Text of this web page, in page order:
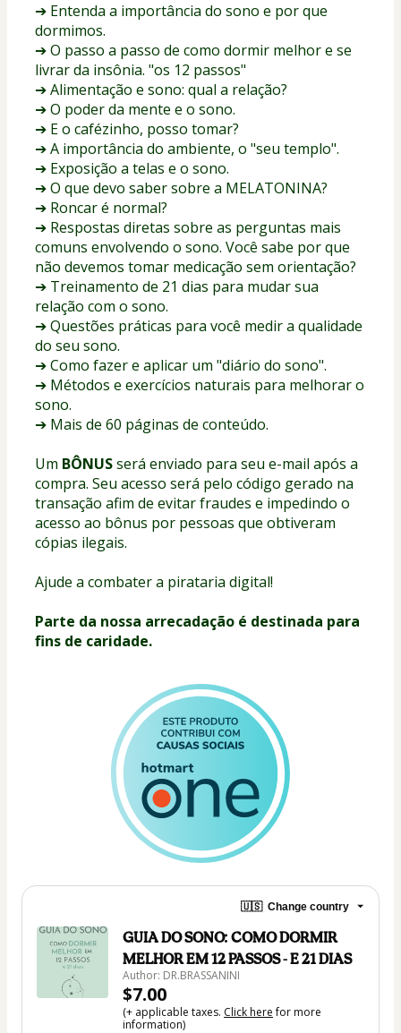
➔ Entenda a importância do sono e por que
dormimos.
➔ O passo a passo de como dormir melhor e se
livrar da insônia. "os 12 passos"
➔ Alimentação e sono: qual a relação?
➔ O poder da mente e o sono.
➔ E o cafézinho, posso tomar?
➔ A importância do ambiente, o "seu templo".
➔ Exposição a telas e o sono.
➔ O que devo saber sobre a MELATONINA?
➔ Roncar é normal?
➔ Respostas diretas sobre as perguntas mais
comuns envolvendo o sono. Você sabe por que
não devemos tomar medicação sem orientação?
➔ Treinamento de 21 dias para mudar sua
relação com o sono.
➔ Questões práticas para você medir a qualidade
do seu sono.
➔ Como fazer e aplicar um "diário do sono".
➔ Métodos e exercícios naturais para melhorar o
sono.
➔ Mais de 60 páginas de conteúdo.
Um BÔNUS será enviado para seu e-mail após a
compra. Seu acesso será pelo código gerado na
transação afim de evitar fraudes e impedindo o
acesso ao bônus por pessoas que obtiveram
cópias ilegais.
Ajude a combater a pirataria digital!
Parte da nossa arrecadação é destinada para
fins de caridade.
🇺🇸 Change country
GUIA DO SONO: COMO DORMIR
MELHOR EM 12 PASSOS - E 21 DIAS
Author: DR.BRASSANINI
$7.00
(+ applicable taxes. Click herefor more
information)